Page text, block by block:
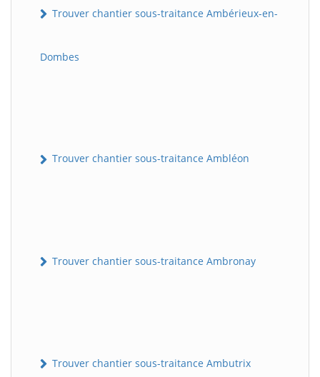
Trouver chantier sous-traitance Ambérieux-en-
Dombes
Trouver chantier sous-traitance Ambléon
Trouver chantier sous-traitance Ambronay
Trouver chantier sous-traitance Ambutrix